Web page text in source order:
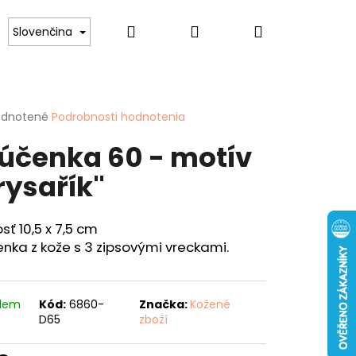
psov Pre ženy Hobby
Slovenčina Hľadať PrihlásenieNákupný
Podrobnosti hodnotenia
60 - motív
10,5 x 7,5 cm
z kože s 3 zipsovými vreckami.
Kód: 6860-
D65
Značka:Kožené
zboží
Nasledujúce
40 "KAPOR"